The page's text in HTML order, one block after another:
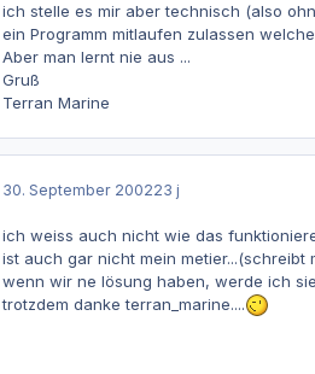
ich stelle es mir aber technisch (also
ein Programm mitlaufen zulassen
Aber man lernt nie aus ...
Gruß
Terran Marine
30. September 200223 j
ich weiss auch nicht wie das
ist auch gar nicht mein metier...(schreibt
wenn wir ne lösung haben, werde ich
trotzdem danke terran_marine....